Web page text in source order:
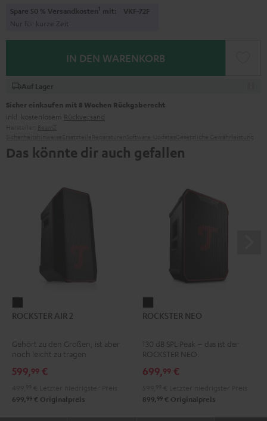
Spare 50 % Versandkosten1 mit: VKF-72F
Nur für kurze Zeit
IN DEN WARENKORB
Auf Lager
Sicher einkaufen mit 8 Wochen Rückgaberecht
inkl. kostenlosem Rückversand
Das könnte dir auch gefallen
AIR
Schwarz
ROCKSTER AIR 2
Gehört zu den Großen, ist aber
noch leicht zu tragen
599,99 €
699, 99 € Originalpreis
NEO
ROCKSTER NEO
130 dB SPL Peak – das ist der
ROCKSTER NEO.
699,99 €
899, 99 € Originalpreis